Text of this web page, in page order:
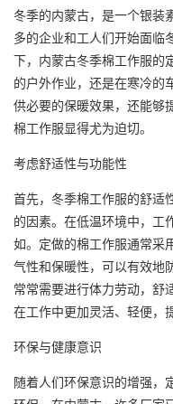
冬季的内蒙古，是一个银装
多的企业和工人们开始面临
下，内蒙古冬季棉工作服的
的户外作业，还是在寒冷的
供必要的保暖效果，还能够
棉工作服显得尤为迫切。
考虑舒适性与功能性
首先，冬季棉工作服的舒适
的因素。在低温环境中，工
如。定做的棉工作服通常采
气性和保暖性，可以有效地
常常需要进行体力劳动，舒
在工作中更加灵活、轻便，
环保与健康意识
随着人们环保意识的增强，